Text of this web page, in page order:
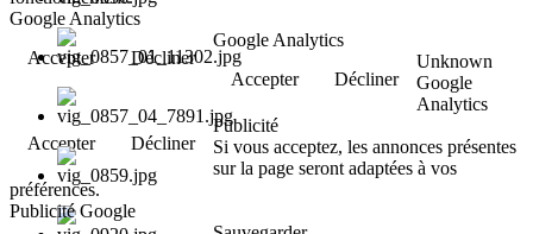
Google Analytics
Accepter
Décliner
Google Analytics
Accepter
Décliner
Unknown
Google
Analytics
Accepter
Décliner
Publicité
Si vous acceptez, les annonces présentes
sur la page seront adaptées à vos
préférences.
Publicité Google